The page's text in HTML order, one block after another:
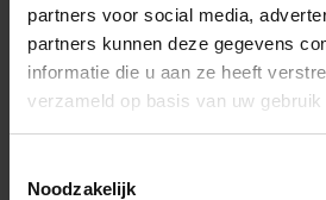
partners voor social media,
partners kunnen deze gegevens
informatie die u aan ze heeft
verzameld op basis van uw
Noodzakelijk
Trier par: